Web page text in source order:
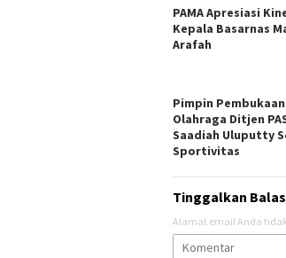
PAMA Apresiasi
Kepala Basarnas
Arafah
Pimpin
Olahraga Ditjen
Saadiah Uluputty
Sportivitas
Tinggalkan
Alamat email Anda